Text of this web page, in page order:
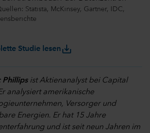
Statista, McKinsey, Gartner, IDC,
Studie lesen save_alt
Phillipsist Aktienanalyst bei Capital
analysiert amerikanische
Versorger und
Energien. Er hat 15 Jahre
und ist seit neun Jahren im